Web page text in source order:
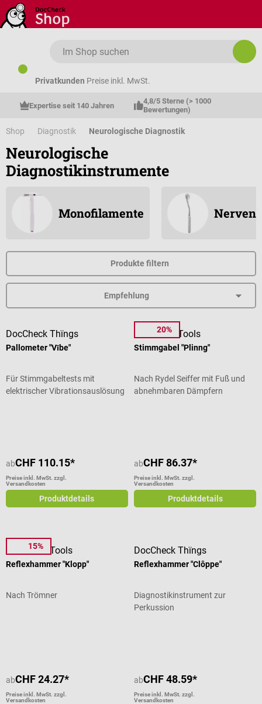
Zum Hauptinhalt springen
Privatkunden Preise inkl. MwSt.
Expertise seit 140 Jahren
4,8/5 Sterne (> 1000
Bewertungen)
Shop Diagnostik Neurologische Diagnostik
Neurologische
Diagnostikinstrumente
Monofilamente
Produkte filtern
DocCheck Thïngs
Pallometer "Vībe"
Für Stimmgabeltests mit
elektrischer Vibrationsauslösung
abCHF 110.15*
Preise inkl. MwSt. zzgl.
Versandkosten
Produktdetails
20%
DocCheck Tools
Stimmgabel "Plinng"
Nach Rydel Seiffer mit Fuß und
abnehmbaren Dämpfern
abCHF 86.37*
Preise inkl. MwSt. zzgl.
Versandkosten
Produktdetails
15%
DocCheck Tools
Reflexhammer "Klopp"
Nach Trömner
abCHF 24.27*
Preise inkl. MwSt. zzgl.
Versandkosten
DocCheck Thïngs
Reflexhammer "Clôppe"
Diagnostikinstrument zur
Perkussion
abCHF 48.59*
Preise inkl. MwSt. zzgl.
Versandkosten